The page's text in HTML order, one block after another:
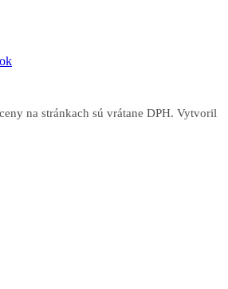
na stránkach sú vrátane DPH. Vytvoril